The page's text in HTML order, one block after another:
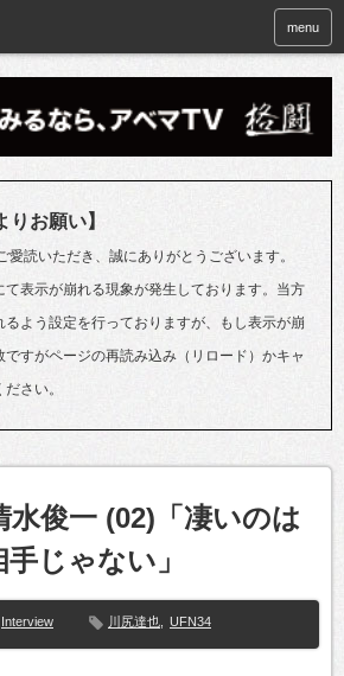
menu
りお願い】
愛読いただき、誠にありがとうございます。
表示が崩れる現象が発生しております。当方
よう設定を行っておりますが、もし表示が崩
すがページの再読み込み（リロード）かキャ
さい。
水俊一 (02)「凄いのは
じゃない」
Interview 川尻達也 UFN34